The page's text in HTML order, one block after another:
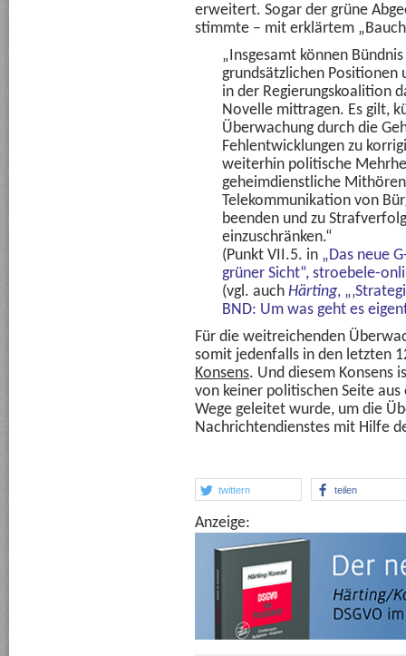
erweitert. Sogar der grüne
stimmte – mit erklärtem
„Insgesamt können
grundsätzlichen Positionen
in der Regierungskoalition
Novelle mittragen. Es gilt,
Überwachung durch die
Fehlentwicklungen zu
weiterhin politische
geheimdienstliche
Telekommunikation von
beenden und zu
einzuschränken.“
(Punkt VII.5. in „Das neue
grüner Sicht“, stroebele-
(vgl. auch Härting,
BND: Um was geht es
Für die weitreichenden
somit jedenfalls in den letzten
Konsens. Und diesem Konsens
von keiner politischen Seite
Wege geleitet wurde, um die
Nachrichtendienstes mit Hilfe
twittern teilen
Anzeige: